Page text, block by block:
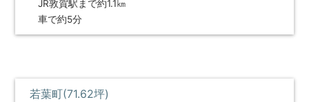
JR敦賀駅まで約1.1㎞
車で約5分
若葉町(71.62坪)